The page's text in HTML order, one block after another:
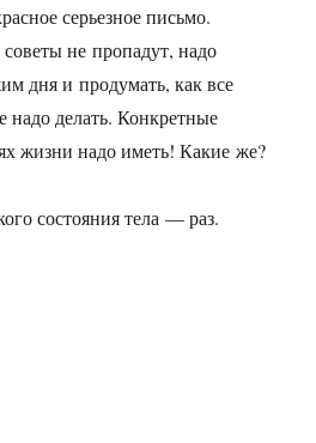
серьезное письмо.
не пропадут, надо
дня и продумать, как все
надо делать. Конкретные
жизни надо иметь! Какие же?
состояния тела — раз.